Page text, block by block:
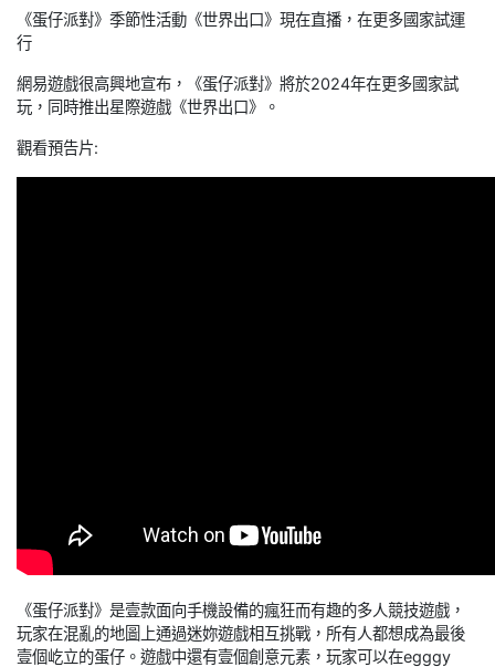
《蛋仔派對》季節性活動《世界出口》現在直播，在更多國家試運
行
網易遊戲很高興地宣布，《蛋仔派對》將於2024年在更多國家試
玩，同時推出星際遊戲《世界出口》。
觀看預告片:
《蛋仔派對》是壹款面向手機設備的瘋狂而有趣的多人競技遊戲，
玩家在混亂的地圖上通過迷妳遊戲相互挑戰，所有人都想成為最後
壹個屹立的蛋仔。遊戲中還有壹個創意元素，玩家可以在egggy